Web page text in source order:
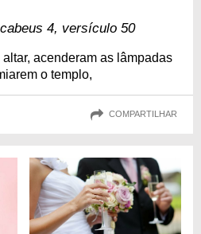
4, versículo 50
acenderam as lâmpadas
o templo,
COMPARTILHAR